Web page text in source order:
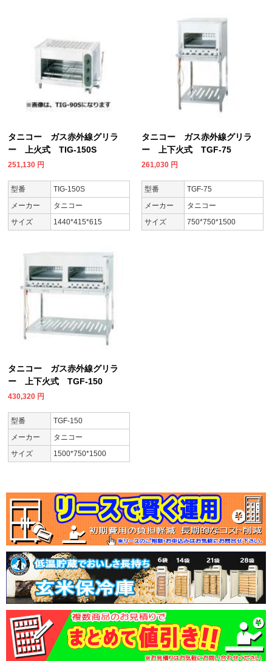
タニコー ガス赤外線グリラ
ー 上火式 TIG-150S
251,130 円
型番
TIG-150S
メーカー
タニコー
サイズ
1440*415*615
タニコー ガス赤外線グリラ
ー 上下火式 TGF-75
261,030 円
型番
TGF-75
メーカー
タニコー
サイズ
750*750*1500
タニコー ガス赤外線グリラ
ー 上下火式 TGF-150
430,320 円
型番
TGF-150
メーカー
タニコー
サイズ
1500*750*1500